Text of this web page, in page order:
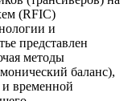
(RFIC)
и
представлен
методы
баланс),
временной